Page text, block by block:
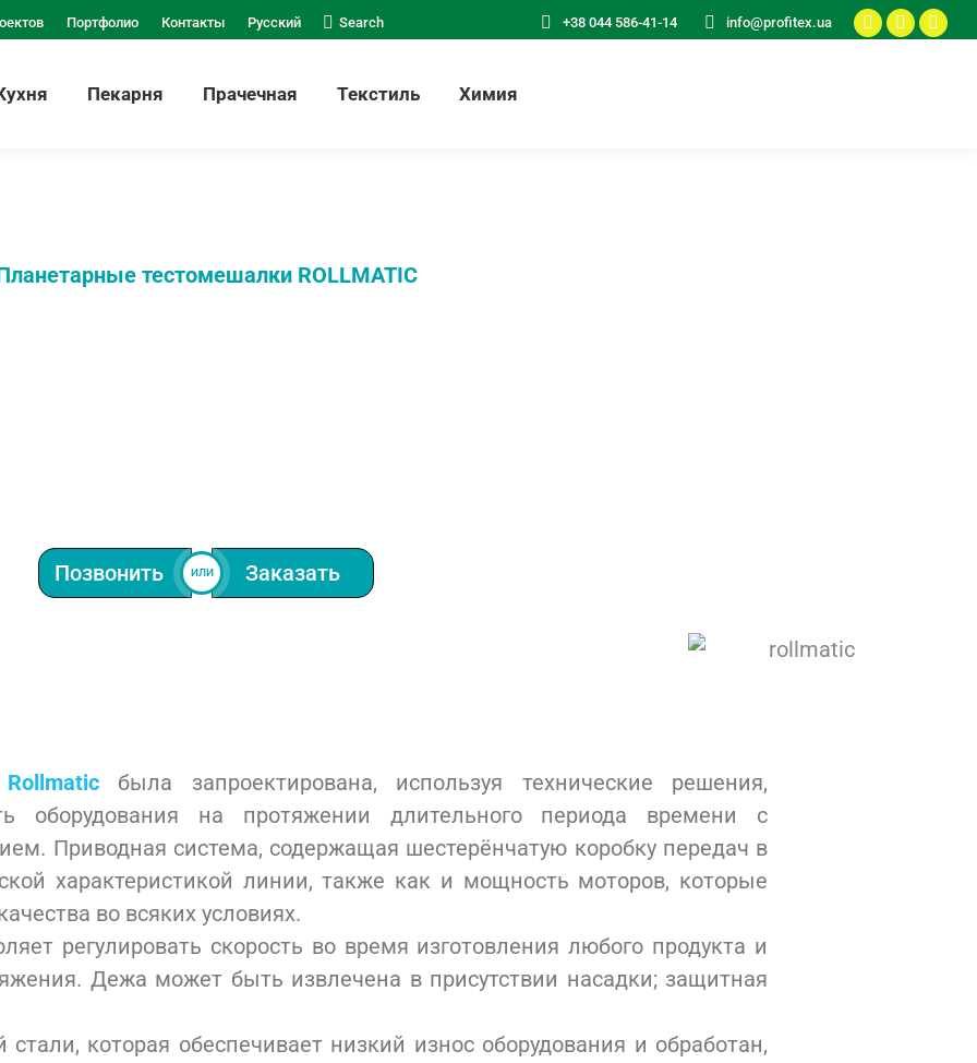
Портфолио Контакты Русский Search +38 044 586-41-14 info@profitex.ua
Пекарня Прачечная Текстиль Химия
тестомешалки ROLLMATIC
Позвонить ИЛИ Заказать
Rollmatic была запроектирована, используя технические решения,
оборудования на протяжении длительного периода времени с
Приводная система, содержащая шестерёнчатую коробку передач в
характеристикой линии, также как и мощность моторов, которые
во всяких условиях.
регулировать скорость во время изготовления любого продукта и
Дежа может быть извлечена в присутствии насадки; защитная
которая обеспечивает низкий износ оборудования и обработан,